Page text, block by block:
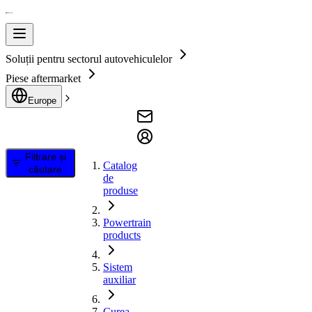
Soluții pentru sectorul autovehiculelor
Piese aftermarket
Europe
Filtrare și
căutare
Catalog
de
produse
Powertrain
products
Sistem
auxiliar